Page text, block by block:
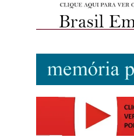
http://josewille.com.br